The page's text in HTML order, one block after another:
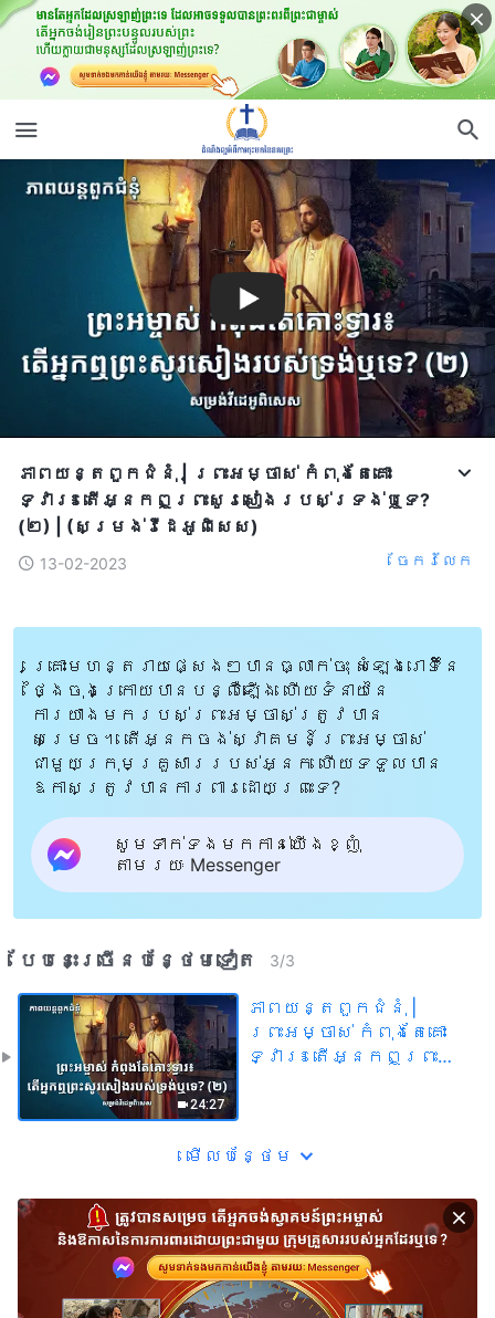
ភាពយន្តពួកជំនុំ | ព្រះអម្ចាស់ កំពុងតែគោះ
ទ្វារ៖ តើអ្នកឮព្រះសូរសៀងរបស់ទ្រង់ឬទេ?
(២) | (សម្រង់វីដេអូពិសេស)
13-02-2023 ចែក​រំលែក
គ្រោះមហន្តរាយផ្សេងៗបានធ្លាក់ចុះ សំឡេងរោទិ៍នៃ
ថ្ងៃចុងក្រោយបានបន្លឺឡើង ហើយទំនាយនៃ
ការយាងមករបស់ព្រះអម្ចាស់ត្រូវបាន
សម្រេច។ តើអ្នកចង់ស្វាគមន៍ព្រះអម្ចាស់
ជាមួយក្រុមគ្រួសាររបស់អ្នក ហើយទទួលបាន
ឱកាសត្រូវបានការពារដោយព្រះទេ?
សូមទាក់ទងមកកាន់យើងខ្ញុំ
តាមរយៈ Messenger
បែបនេះ​ច្រើនបន្ថែម​ទៀត​ 3/3
24:27
ភាពយន្តពួកជំនុំ |
ព្រះអម្ចាស់ កំពុងតែគោះ
ទ្វារ៖ តើអ្នកឮព្រះ
មើល​​បន្ថែម​